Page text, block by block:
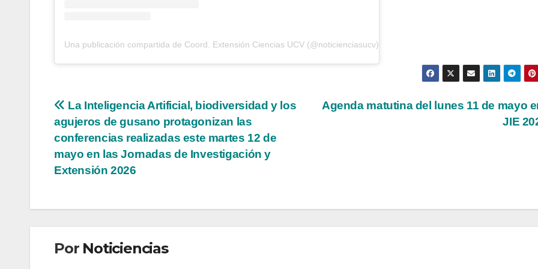
Una publicación compartida de Coord. Extensión Ciencias UCV (@noticienciasucv)
Navegación
de
entradas
Agenda matutina del lunes 11 de mayo
JIE
La Inteligencia Artificial, biodiversidad y los
agujeros de gusano protagonizan las
conferencias realizadas este martes 12 de
mayo en las Jornadas de Investigación y
Extensión 2026
Por Noticiencias